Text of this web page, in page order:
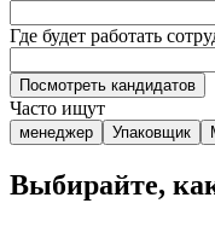
Где будет работать
Посмотреть кандидатов
Часто ищут
менеджер Упаковщик
Выбирайте,